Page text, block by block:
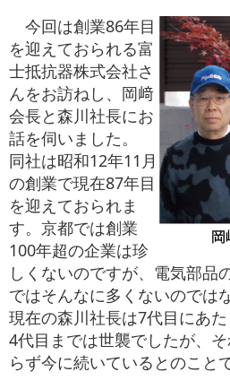
今回は創業86年目
を迎えておられる富
士抵抗器株式会社さ
んをお訪ねし、岡﨑
会長と森川社長にお
話を伺いました。
同社は昭和12年11月
の創業で現在87年目
を迎えておられま
す。京都では創業
100年超の企業は珍
しくないのですが、電気部品
ではそんなに多くないのでは
現在の森川社長は7代目にあた
4代目までは世襲でしたが、
らず今に続いているとのことで